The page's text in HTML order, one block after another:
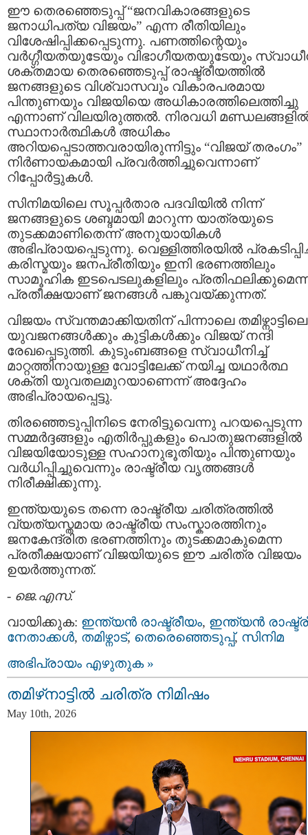
ഈ തെരഞ്ഞെടുപ്പ് “ജനവികാരങ്ങളുടെ
ജനാധിപത്യ വിജയം” എന്ന രീതിയിലും
വിശേഷിപ്പിക്കപ്പെടുന്നു. പണത്തിന്റെയും
വർഗ്ഗീയതയുടേയും വിഭാഗീയതയുടേയും
ശക്തമായ തെരഞ്ഞെടുപ്പ് രാഷ്ട്രീയത്തിൽ
ജനങ്ങളുടെ വിശ്വാസവും വികാരപരമായ
പിന്തുണയും വിജയിയെ അധികാരത്തിലെത്തിച്ചു
എന്നാണ് വിലയിരുത്തൽ. നിരവധി
സ്ഥാനാർത്ഥികൾ അധികം
അറിയപ്പെടാത്തവരായിരുന്നിട്ടും “വിജയ് തരംഗം”
നിർണായകമായി പ്രവർത്തിച്ചുവെന്നാണ്
റിപ്പോർട്ടുകൾ.
സിനിമയിലെ സൂപ്പർതാര പദവിയിൽ നിന്ന്
ജനങ്ങളുടെ ശബ്ദമായി മാറുന്ന യാത്രയുടെ
തുടക്കമാണിതെന്ന് അനുയായികൾ
അഭിപ്രായപ്പെടുന്നു. വെള്ളിത്തിരയിൽ
കരിസ്മയും ജനപ്രീതിയും ഇനി ഭരണത്തിലും
സാമൂഹിക ഇടപെടലുകളിലും
പ്രതീക്ഷയാണ് ജനങ്ങൾ പങ്കുവയ്ക്കുന്നത്.
വിജയം സ്വന്തമാക്കിയതിന് പിന്നാലെ തമിഴ്നാട്ടിലെ
യുവജനങ്ങൾക്കും കുട്ടികൾക്കും വിജയ് നന്ദി
രേഖപ്പെടുത്തി. കുടുംബങ്ങളെ സ്വാധീനിച്ച്
മാറ്റത്തിനായുള്ള വോട്ടിലേക്ക് നയിച്ച യഥാർത്ഥ
ശക്തി യുവതലമുറയാണെന്ന് അദ്ദേഹം
അഭിപ്രായപ്പെട്ടു.
തിരഞ്ഞെടുപ്പിനിടെ നേരിട്ടുവെന്നു പറയപ്പെടുന്ന
സമ്മർദ്ദങ്ങളും എതിർപ്പുകളും പൊതുജനങ്ങളിൽ
വിജയിയോടുള്ള സഹാനുഭൂതിയും പിന്തുണയും
വർധിപ്പിച്ചുവെന്നും രാഷ്ട്രീയ വൃത്തങ്ങൾ
നിരീക്ഷിക്കുന്നു.
ഇന്ത്യയുടെ തന്നെ രാഷ്ട്രീയ ചരിത്രത്തിൽ
വ്യത്യസ്തമായ രാഷ്ട്രീയ സംസ്കാരത്തിനും
ജനകേന്ദ്രിത ഭരണത്തിനും തുടക്കമാകുമെന്ന
പ്രതീക്ഷയാണ് വിജയിയുടെ ഈ ചരിത്ര വിജയം
ഉയർത്തുന്നത്.
- ജെ.എസ്.
വായിക്കുക: ഇന്ത്യന്‍ രാഷ്ട്രീയം, ഇന്ത്യന്‍
നേതാക്കള്‍, തമിഴ്നാട്, തെരെഞ്ഞെടുപ്പ്, സിനിമ
അഭിപ്രായം എഴുതുക »
തമിഴ്‌നാട്ടില്‍ ചരിത്ര നിമിഷം
May 10th, 2026